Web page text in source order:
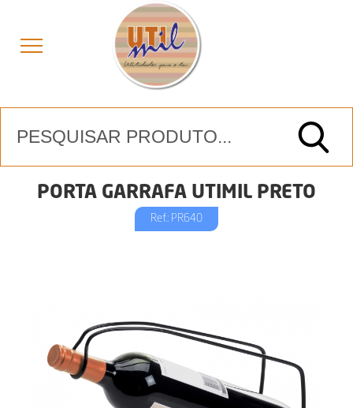
PORTA GARRAFA UTIMIL PRETO
Ref.: PR640